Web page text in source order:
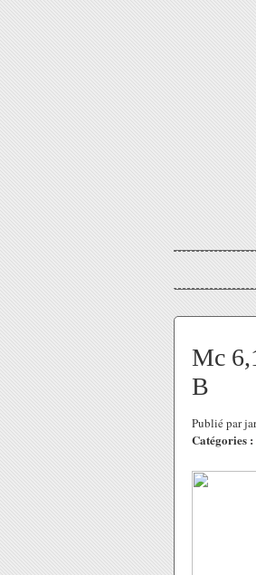
Mc
B
Publié par
Catégories :